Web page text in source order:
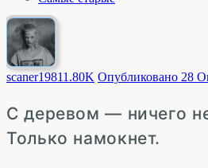
scaner19811.80K Опубликовано 28
С деревом — ничего
Только намокнет.